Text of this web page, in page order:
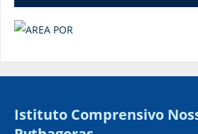
Istituto Comprensivo